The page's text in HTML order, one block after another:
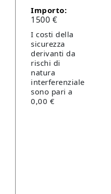
Importo:
1500 €
I costi della
sicurezza
derivanti da
rischi di
natura
interferenziale
sono pari a
0,00 €